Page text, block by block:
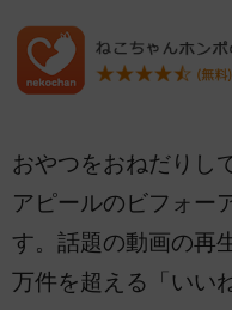
おやつをおねだりし
アピールのビフォー
す。話題の動画の再
万件を超える「いい